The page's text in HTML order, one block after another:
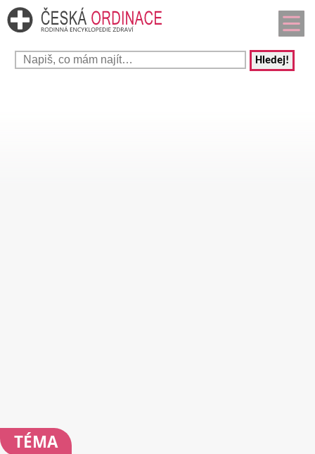
Hledej!
TÉMA